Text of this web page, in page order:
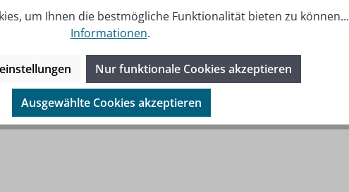
um Ihnen die bestmögliche Funktionalität bieten zu können...
Informationen.
Nur funktionale Cookies akzeptieren
Ausgewählte Cookies akzeptieren